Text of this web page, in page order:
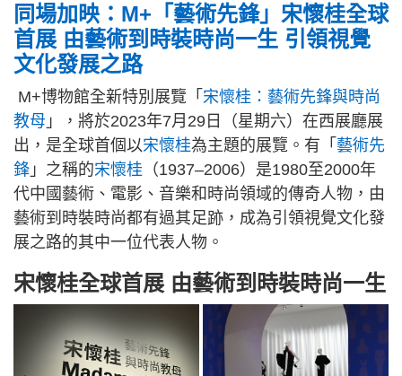
同場加映： M+「藝術先鋒」宋懷桂全球
首展 由藝術到時裝時尚一生 引領視覺
文化發展之路
M+博物館全新特別展覽「 宋懷桂：藝術先鋒與時尚
教母 」，將於2023年7月29日（星期六）在西展廳展
出，是全球首個以宋懷桂為主題的展覽。有「 藝術先
鋒 」之稱的宋懷桂 （1937–2006）是1980至2000年
代中國藝術、電影、音樂和時尚領域的傳奇人物，由
藝術到時裝時尚都有過其足跡，成為引領視覺文化發
展之路的其中一位代表人物。
宋懷桂全球首展 由藝術到時裝時尚一生